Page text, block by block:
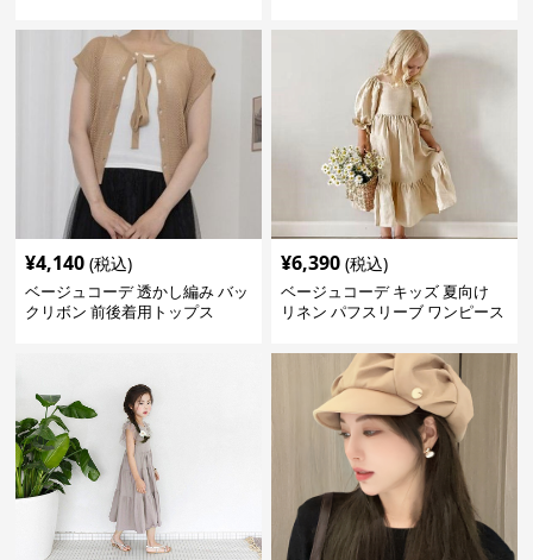
¥4,140 (税込)
ベージュコーデ 透かし編み バッ
クリボン 前後着用トップス
¥6,390 (税込)
ベージュコーデ キッズ 夏向け
リネン パフスリーブ ワンピース